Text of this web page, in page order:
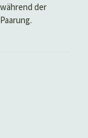
Paarung.